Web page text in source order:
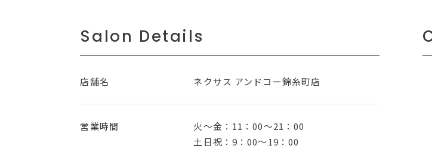
Salon Details
店舗名 ネクサス アンドコー錦糸町店
営業時間
火〜金：11：00～21：00
土日祝：9：00～19：00